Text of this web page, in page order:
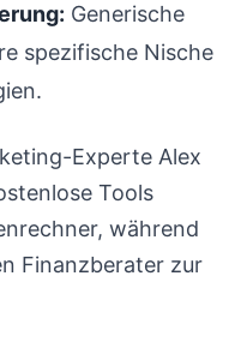
Generische
spezifische Nische
Experte Alex
Tools
während
Finanzberater zur